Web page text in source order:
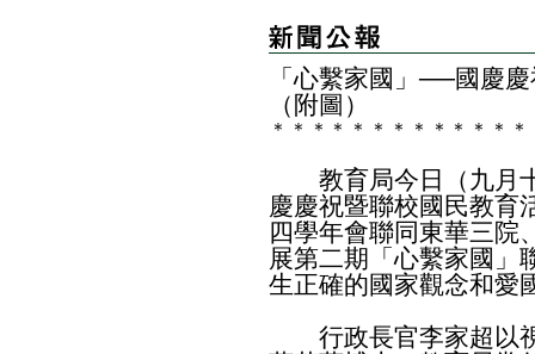
「心繫家國」──國慶
（附圖）
＊ ＊ ＊ ＊ ＊ ＊ ＊ ＊ ＊ ＊ ＊ ＊ ＊
教育局今日（九月
慶慶祝暨聯校國民教育
四學年會聯同東華三院
展第二期「心繫家國」
生正確的國家觀念和愛
行政長官李家超以視